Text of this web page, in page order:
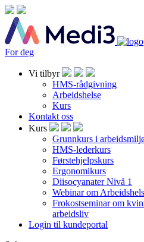
For deg
Vi tilbyr
HMS-rådgivning
Arbeidshelse
Kurs
Kontakt oss
Kurs
Grunnkurs i
HMS-lederkurs
Førstehjelpskurs
Ergonomikurs
Diisocyanater Nivå 1
Webinar om
Frokostseminar om
arbeidsliv
Login til kundeportal